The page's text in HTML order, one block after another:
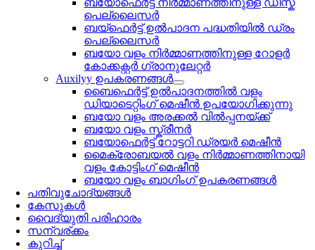
ബയോഫെർട്ട് നിർമ്മാണത്തിനുള്ള ഡിസ്ക്
പെല്ലൈസർ
ബയ്ഫെർട്ട് ഉൽപാദന പദ്ധതിയിൽ ഡ്രം
പെല്ലൈസർ
ബയോ വളം നിർമ്മാണത്തിനുള്ള റോളർ
കോക്കക്റ്റർ ഗ്രാനുലേറ്റർ
Auxilyy ഉപകരണങ്ങൾ
ബൈഫെർട്ട് ഉൽപാദനത്തിൽ വളം
ഡിയാടെറ്റിംഗ് മെഷീൻ ഉപയോഗിക്കുന്നു
ബയോ വളം അരക്കൽ വിൽപ്പനയ്ക്ക്
ബയോ വളം സ്ക്രീനർ
ബയോഫെർട്ട് റോട്ടറി ഡ്രയർ മെഷീൻ
മൈക്രോബയൽ വളം നിർമ്മാണത്തിനായി
വളം കോട്ടിംഗ് മെഷീൻ
ബയോ വളം ബാഗിംഗ് ഉപകരണങ്ങൾ
പതിവുചോദ്യങ്ങൾ
കേസുകൾ
വൈദ്യുതി പരിഹാരം
സന്വര്ക്കം
കുറിച്ച്